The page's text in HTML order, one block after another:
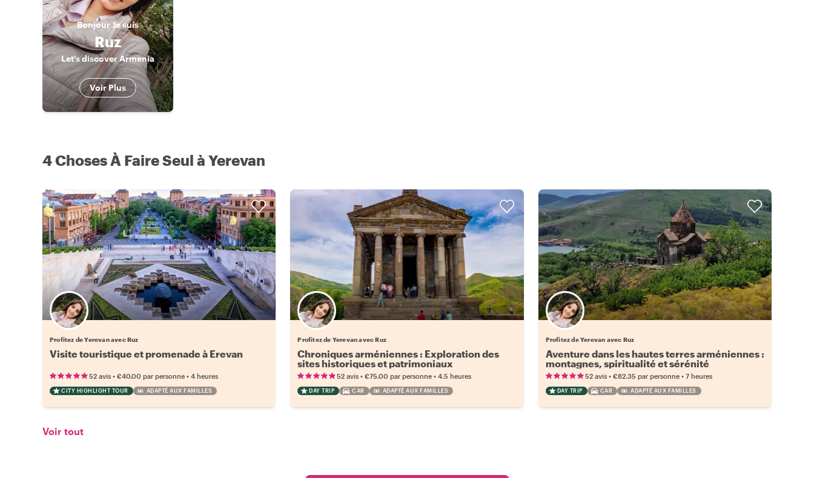
BonjourJe suis
Ruz
Let's discover Armenia
Voir Plus
4 Choses À Faire Seul à Yerevan
Profitez de Yerevan avec Ruz
Visite touristique et promenade à Erevan
52 avis • €40.00 par personne • 4 heures
CITY HIGHLIGHT TOUR ADAPTÉ AUX FAMILLES
Profitez de Yerevan avec Ruz
Chroniques arméniennes : Exploration des
sites historiques et patrimoniaux
52 avis •€75.00 par personne •4.5 heures
DAY TRIP CAR ADAPTÉ AUX FAMILLES
Profitez de Yerevan avec Ruz
Aventure dans les hautes terres arméniennes :
montagnes, spiritualité et sérénité
52 avis• €82.35 par personne• 7 heures
DAY TRIP CAR ADAPTÉ AUX FAMILLES
Voir tout